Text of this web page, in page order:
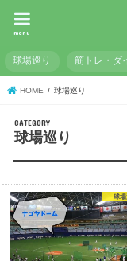
menu
球場巡り 筋トレ・ダ
HOME 球場巡り
球場巡り
球場